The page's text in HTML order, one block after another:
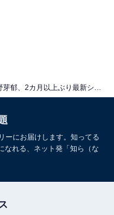
ーにお届けします。知ってる
なれる、ネット発「知ら（な